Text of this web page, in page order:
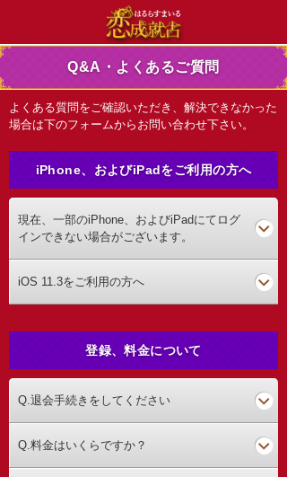
Q&A・よくあるご質問
よくある質問をご確認いただき、解決できなかった
場合は下のフォームからお問い合わせ下さい。
iPhone、およびiPadをご利用の方へ
現在、一部のiPhone、およびiPadにてログ
インできない場合がございます。
iOS 11.3をご利用の方へ
登録、料金について
Q.退会手続きをしてください
Q.料金はいくらですか？